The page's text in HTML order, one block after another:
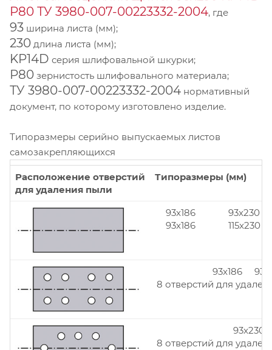
Р80 ТУ 3980-007-00223332-2004, где
93 ширина листа (мм);
230 длина листа (мм);
KP14D серия шлифовальной шкурки;
Р80 зернистость шлифовального материала;
ТУ 3980-007-00223332-2004 нормативный
документ, по которому изготовлено изделие.
Типоразмеры серийно выпускаемых листов
самозакрепляющихся
Расположение отверстий
для удаления пыли
Типоразмеры (мм)
93x186
93x186
93x230
115x230
93x186
8 отверстий для
93x230
8 отверстий для